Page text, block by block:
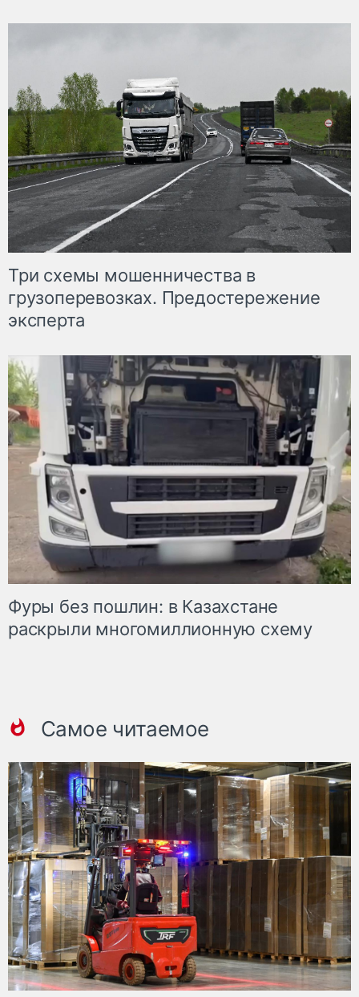
Три схемы мошенничества в
грузоперевозках. Предостережение
эксперта
Фуры без пошлин: в Казахстане
раскрыли многомиллионную схему
Самое читаемое